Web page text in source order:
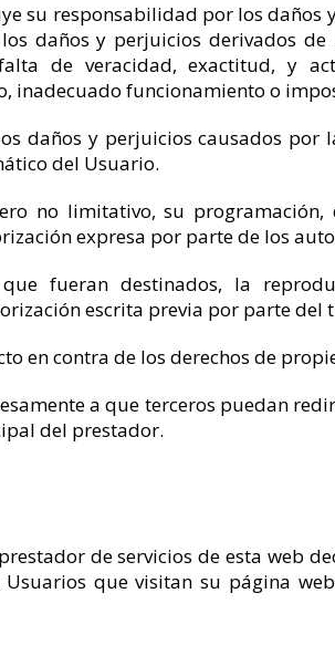
su responsabilidad por los
daños y perjuicios derivados
de veracidad, exactitud, y
inadecuado funcionamiento o
daños y perjuicios causados
del Usuario.
no limitativo, su
expresa por parte de los
fueran destinados, la
escrita previa por parte
en contra de los derechos de
a que terceros puedan
del prestador.
prestador de servicios de esta
que visitan su página